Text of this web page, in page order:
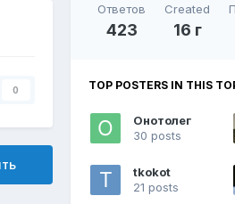
0
Ответов
423
Created
16 г
TOP POSTERS IN THIS
Онотолег
30 posts
tkokot
21 posts